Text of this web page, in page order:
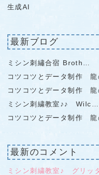
生成AI
最新ブログ
ミシン刺繡合宿 Broth…
コツコツとデータ制作 龍
コツコツとデータ制作 龍
ミシン刺繍教室♪♪ Wilc…
コツコツとデータ制作 龍
最新のコメント
ミシン刺繍教室♪ グリッ